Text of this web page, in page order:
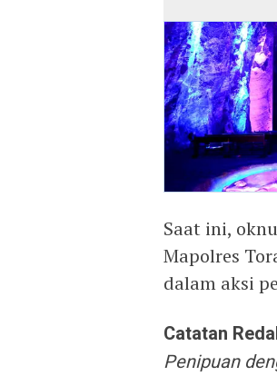
Saat ini,
Mapolres
dalam aksi
Catatan
Penipuan